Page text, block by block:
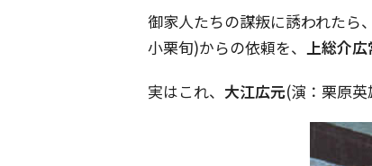
御家人たちの謀叛に誘われた
小栗旬)からの依頼を、 上総介広
実はこれ、 大江広元(演：栗原